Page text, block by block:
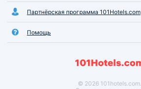
Партнёрская программа 101Hotels.com
Помощь
© 2026 101hotels.com.